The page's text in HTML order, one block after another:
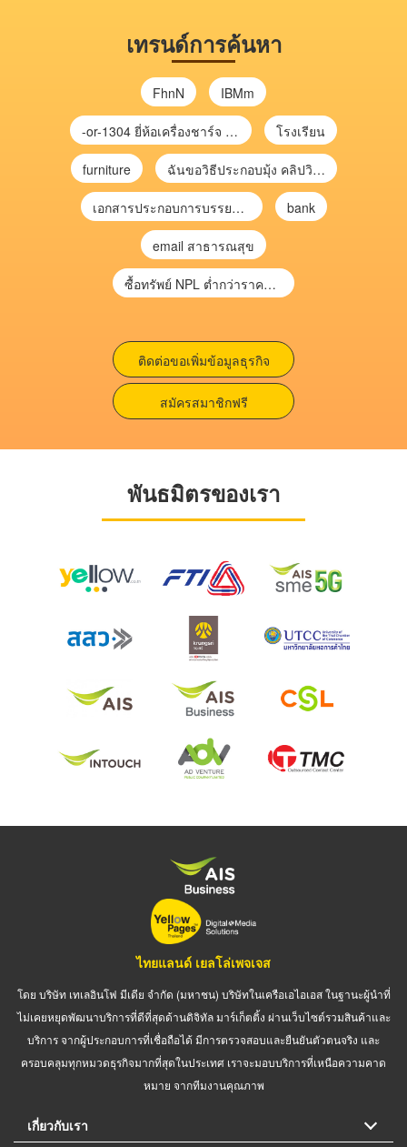
เทรนด์การค้นหา
FhnN IBMm
-or-1304 ยี่ห้อเครื่องชาร์จ chargecore โรงเรียน
furniture ฉันขอวิธีประกอบมุ้ง คลิปวิดีโอ การประกอบมุ้ง
เอกสารประกอบการบรรยาย การประเมินความเสี่ยงเพื่อวางแผนการตรวจสอบ \ bank
email สาธารณสุข
ซื้อทรัพย์ NPL ต่ำกว่าราคาตลาด 30-70% แบบไม่ต้องไปประมูล”
ติดต่อขอเพิ่มข้อมูลธุรกิจ
สมัครสมาชิกฟรี
พันธมิตรของเรา
ไทยแลนด์ เยลโล่เพจเจส
โดย บริษัท เทเลอินโฟ มีเดีย จำกัด (มหาชน) บริษัทในเครือเอไอเอส ในฐานะผู้นำที่
ไม่เคยหยุดพัฒนาบริการที่ดีที่สุดด้านดิจิทัล มาร์เก็ตติ้ง ผ่านเว็บไซต์รวมสินค้าและ
บริการ จากผู้ประกอบการที่เชื่อถือได้ มีการตรวจสอบและยืนยันตัวตนจริง และ
ครอบคลุมทุกหมวดธุรกิจมากที่สุดในประเทศ เราจะมอบบริการที่เหนือความคาด
หมาย จากทีมงานคุณภาพ
เกี่ยวกับเรา